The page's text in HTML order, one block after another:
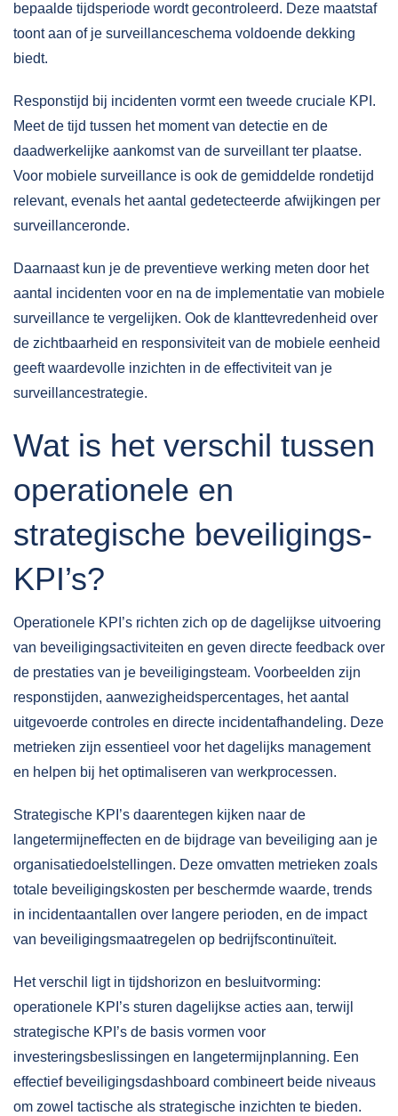
bepaalde tijdsperiode wordt gecontroleerd. Deze maatstaf
toont aan of je surveillanceschema voldoende dekking
biedt.
Responstijd bij incidenten vormt een tweede cruciale KPI.
Meet de tijd tussen het moment van detectie en de
daadwerkelijke aankomst van de surveillant ter plaatse.
Voor mobiele surveillance is ook de gemiddelde rondetijd
relevant, evenals het aantal gedetecteerde afwijkingen per
surveillanceronde.
Daarnaast kun je de preventieve werking meten door het
aantal incidenten voor en na de implementatie van mobiele
surveillance te vergelijken. Ook de klanttevredenheid over
de zichtbaarheid en responsiviteit van de mobiele eenheid
geeft waardevolle inzichten in de effectiviteit van je
surveillancestrategie.
Wat is het verschil tussen
operationele en
strategische beveiligings-
KPI’s?
Operationele KPI’s richten zich op de dagelijkse uitvoering
van beveiligingsactiviteiten en geven directe feedback over
de prestaties van je beveiligingsteam. Voorbeelden zijn
responstijden, aanwezigheidspercentages, het aantal
uitgevoerde controles en directe incidentafhandeling. Deze
metrieken zijn essentieel voor het dagelijks management
en helpen bij het optimaliseren van werkprocessen.
Strategische KPI’s daarentegen kijken naar de
langetermijneffecten en de bijdrage van beveiliging aan je
organisatiedoelstellingen. Deze omvatten metrieken zoals
totale beveiligingskosten per beschermde waarde, trends
in incidentaantallen over langere perioden, en de impact
van beveiligingsmaatregelen op bedrijfscontinuïteit.
Het verschil ligt in tijdshorizon en besluitvorming:
operationele KPI’s sturen dagelijkse acties aan, terwijl
strategische KPI’s de basis vormen voor
investeringsbeslissingen en langetermijnplanning. Een
effectief beveiligingsdashboard combineert beide niveaus
om zowel tactische als strategische inzichten te bieden.